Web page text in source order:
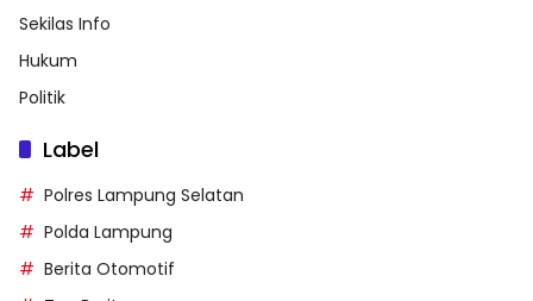
Sekilas Info
Hukum
Politik
Label
Polres Lampung Selatan
Polda Lampung
Berita Otomotif